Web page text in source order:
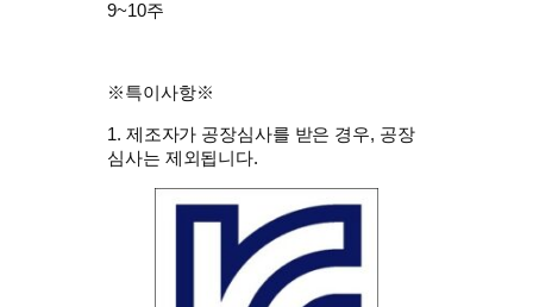
9~10주
※특이사항※
1. 제조자가 공장심사를 받은 경우, 공장
심사는 제외됩니다.